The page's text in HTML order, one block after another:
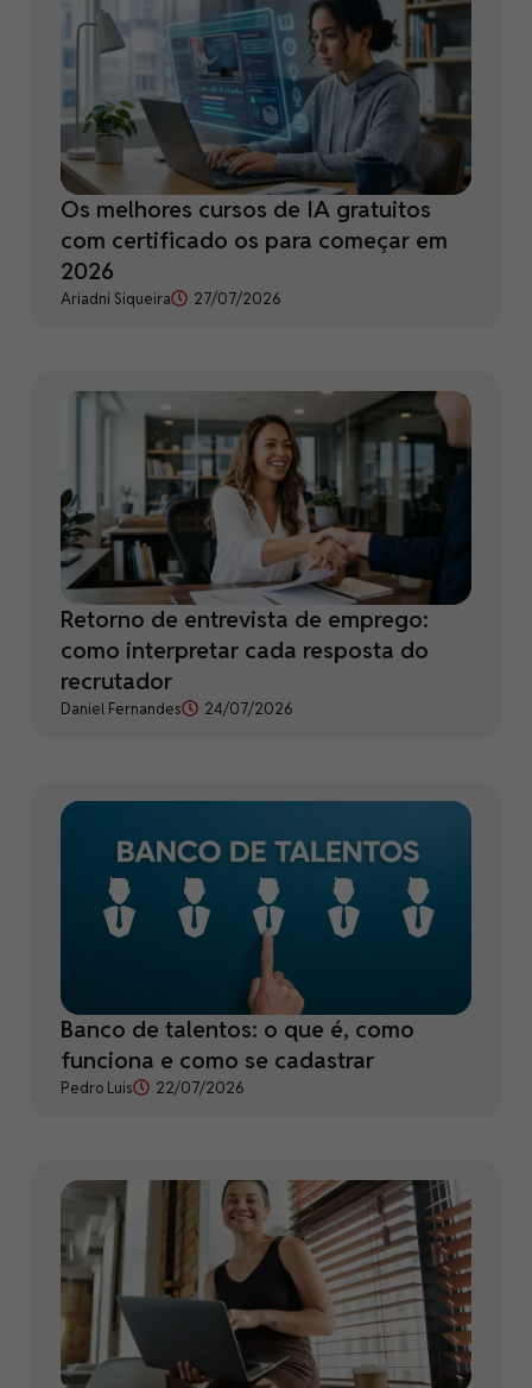
Os melhores cursos de IA gratuitos
com certificado os para começar em
2026
Ariadni Siqueira 27/07/2026
Retorno de entrevista de emprego:
como interpretar cada resposta do
recrutador
Daniel Fernandes 24/07/2026
Banco de talentos: o que é, como
funciona e como se cadastrar
Pedro Luis 22/07/2026